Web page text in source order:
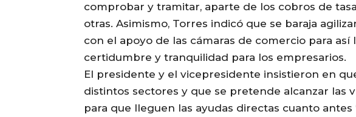
comprobar y tramitar, aparte de los cobros de
otras. Asimismo, Torres indicó que se baraja
con el apoyo de las cámaras de comercio para así
certidumbre y tranquilidad para los empresarios.
El presidente y el vicepresidente insistieron en
distintos sectores y que se pretende alcanzar las
para que lleguen las ayudas directas cuanto